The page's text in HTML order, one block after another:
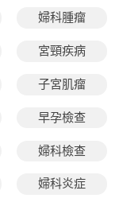
婦科腫瘤
宮頸疾病
子宮肌瘤
早孕檢查
婦科檢查
婦科炎症